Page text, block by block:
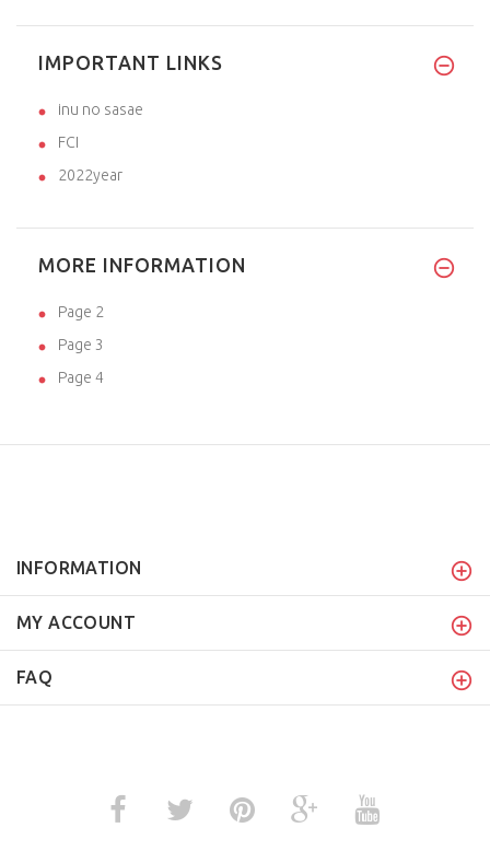
IMPORTANT LINKS
inu no sasae
FCI
2022year
MORE INFORMATION
Page 2
Page 3
Page 4
INFORMATION
MY ACCOUNT
FAQ